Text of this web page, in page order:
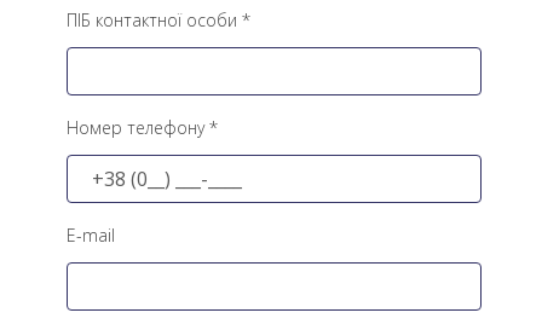
ПІБ контактної особи *
Номер телефону *
E-mail